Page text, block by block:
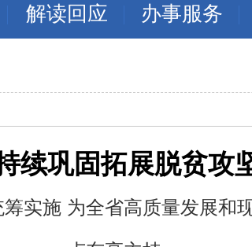
解读回应 办事服务
续巩固拓展脱贫攻
实施 为全省高质量发展和